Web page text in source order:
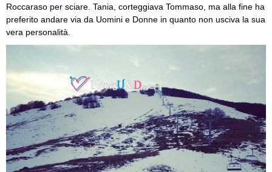
Roccaraso per sciare. Tania, corteggiava Tommaso, ma alla fine ha
preferito andare via da Uomini e Donne in quanto non usciva la sua
vera personalità.